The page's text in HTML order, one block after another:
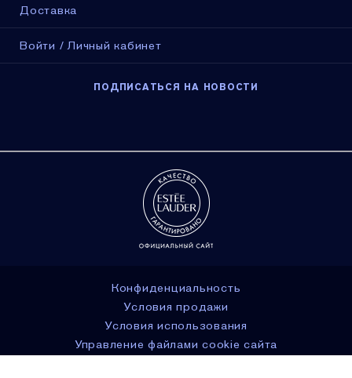
Доставка
Войти / Личный кабинет
ПОДПИСАТЬСЯ НА НОВОСТИ
Конфиденциальность
Условия продажи
Условия использования
Управление файлами cookie сайта